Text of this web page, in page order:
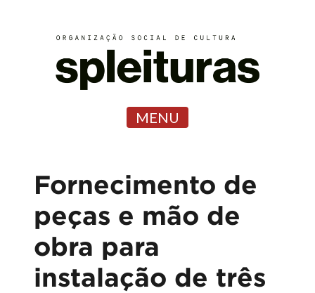
MENU
Fornecimento de
peças e mão de
obra para
instalação de três